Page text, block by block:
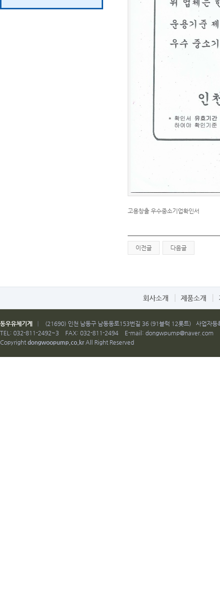
고용창출 우수중소기업확인서
이전글 다음글
회사소개 제품소개
동우유체기계 (21690) 인천 남동구 남동동로153번길 36 (91블럭 12롯트)
사업자
TEL: 032-811-2492~3
FAX: 032-811-2494 E-mail: dongwpump@naver.com
Copyright dongwoopump.co.krAll Right Reserved